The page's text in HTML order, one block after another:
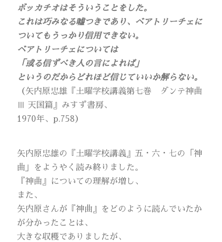
ボッカチオはそういうことをした。
これは巧みなる嘘つきであり、ベアトリーチェに
ついてもうっかり信用できない。
ベアトリーチェについては
「或る信ずべき人の言によれば」
というのだからどれほど信じていいか解らない。
（矢内原忠雄『土曜学校講義第七巻 ダンテ神曲
Ⅲ 天国篇』みすず書房、
1970年、p.758）
矢内原忠雄の『土曜学校講義』五・六・七の「神
曲」をようやく読み終りました。
『神曲』についての理解が増し、
また、
矢内原さんが『神曲』をどのように読んでいたか
が分かったことは、
大きな収穫でありましたが、